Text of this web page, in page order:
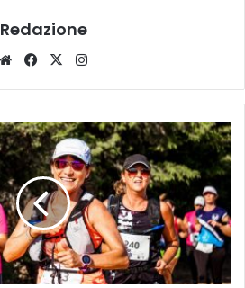
Redazione
WebsiteFacebook
X